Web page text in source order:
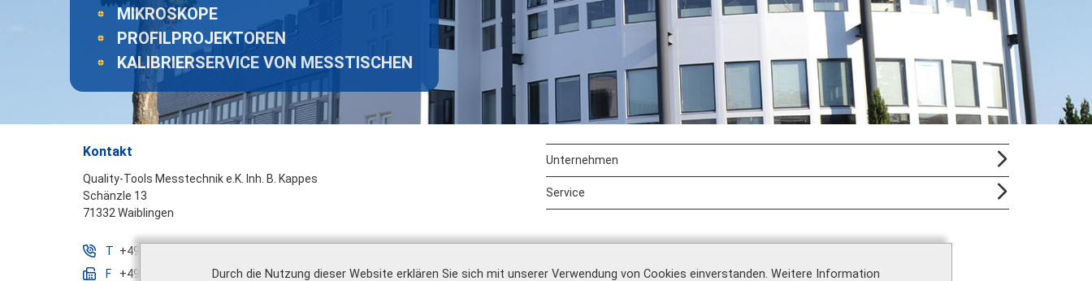
Durch die Nutzung dieser Website erklären Sie sich mit unserer Verwendung von Cookies einverstanden. Weitere Information
MIKROSKOPE
PROFILPROJEKTOREN
KALIBRIERSERVICE VON MESSTISCHEN
Kontakt
Quality-Tools Messtechnik e.K. Inh. B. Kappes
Schänzle 13
71332 Waiblingen
T +49 7151 16887 - 0
F
+49 7151 16887 - 99
Unternehmen
Service